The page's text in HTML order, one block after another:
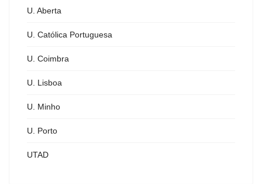
U. Aberta
U. Católica Portuguesa
U. Coimbra
U. Lisboa
U. Minho
U. Porto
UTAD